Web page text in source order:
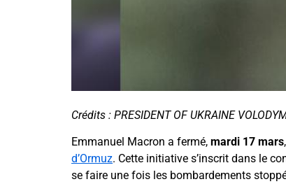
Crédits : PRESIDENT OF UKRAINE
Emmanuel Macron a fermé, mardi 17 mars
d’Ormuz. Cette initiative s’inscrit dans le
se faire une fois les bombardements